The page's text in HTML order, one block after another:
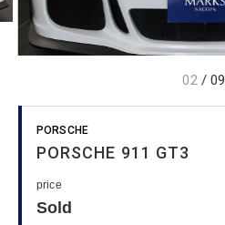
02/09
PORSCHE
PORSCHE 911 GT3
price
Sold